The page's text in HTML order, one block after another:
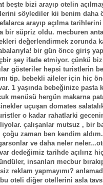
beşte bizi arayıp otelin
söylediler kii benim daha
arayıp açılma
bir süpriz oldu. mecburen
değerlendirmek zorunda
bir gün önce giriş
şey ifade etmiyor. çünkü
gösteriler hepsi turistlerin
tip. bebekli aileler için hiç
1 yaşında bebeğinize pasta
menüsü hergün makarna
uçuşan domates
o kadar rahatlarki
çalışanlar mutsuz , bir
zaman ben kendim
ve daha neler
dedeğimiz tarihde açılırız
insanları mecbur
reklam yapmayımı?
oteli diğer otellerini asla